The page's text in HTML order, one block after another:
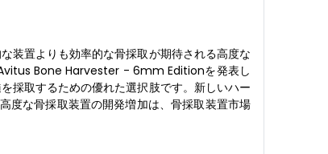
装置よりも効率的な骨採取が期待される高度な
Bone Harvester - 6mm Editionを発表し
採取するための優れた選択肢です。新しいハー
度な骨採取装置の開発増加は、骨採取装置市場